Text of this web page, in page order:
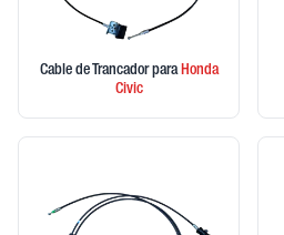
Cable de Trancador paraHonda
Civic